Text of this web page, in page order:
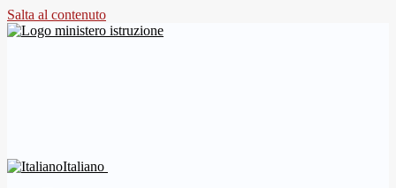
Salta al contenuto
Italiano